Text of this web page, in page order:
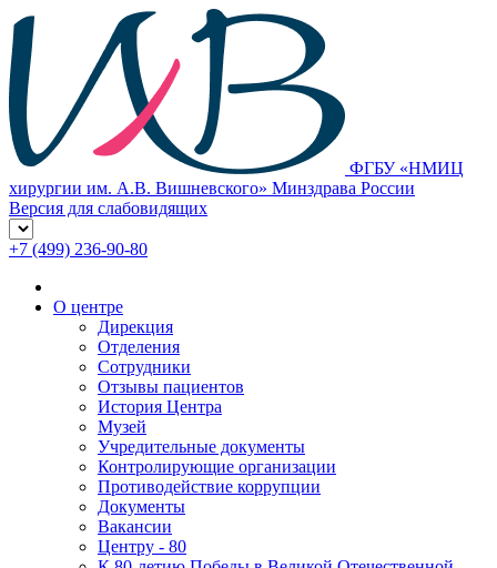
ФГБУ «НМИЦ
хирургии им. А.В. Вишневского» Минздрава России
Версия для слабовидящих
+7 (499) 236-90-80
О центре
Дирекция
Отделения
Сотрудники
Отзывы пациентов
История Центра
Музей
Учредительные документы
Контролирующие организации
Противодействие коррупции
Документы
Вакансии
Центру - 80